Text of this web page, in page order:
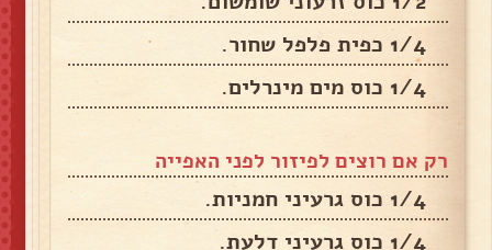
1/4 כפית פלפל שחור.
1/4 כוס מים מינרלים.
רק אם רוצים לפיזור לפני האפייה
1/4 כוס גרעיני חמניות.
1/4 כוס גרעיני דלעת.